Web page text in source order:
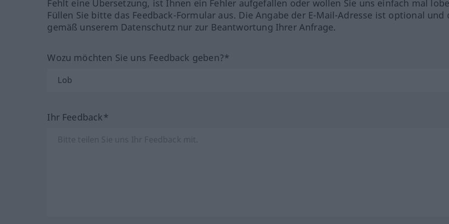
Fehlt eine Übersetzung, ist Ihnen ein Fehler aufgefallen oder wollen Sie uns einfach mal
Füllen Sie bitte das Feedback-Formular aus. Die Angabe der E-Mail-Adresse ist optional und
gemäß unserem Datenschutz nur zur Beantwortung Ihrer Anfrage.
Wozu möchten Sie uns Feedback geben?*
Ihr Feedback*